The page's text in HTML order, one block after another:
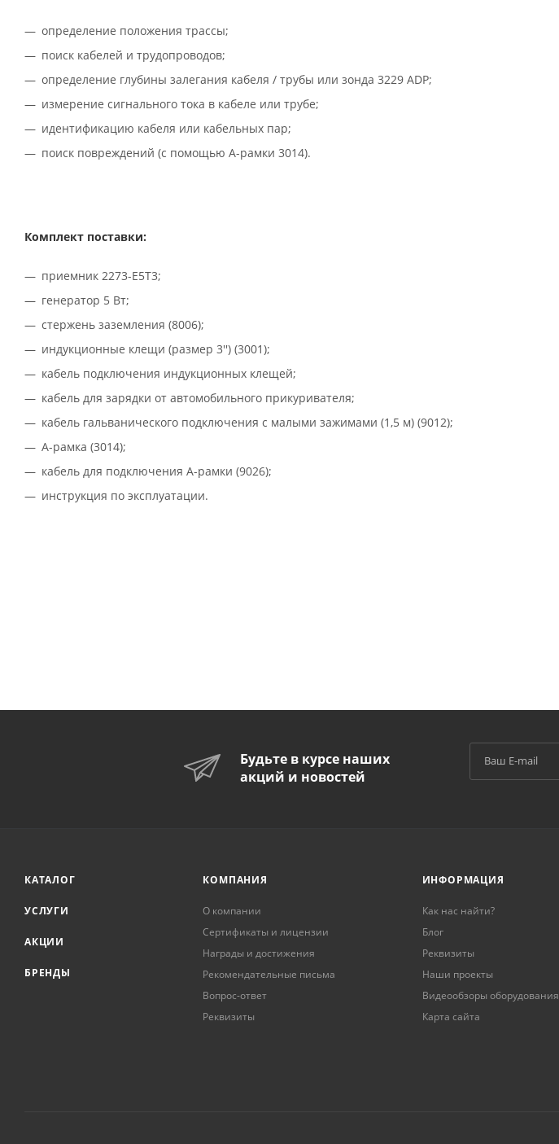
определение положения трассы;
поиск кабелей и трудопроводов;
определение глубины залегания кабеля / трубы или зонда 3229 ADP;
измерение сигнального тока в кабеле или трубе;
идентификацию кабеля или кабельных пар;
поиск повреждений (с помощью А-рамки 3014).
Комплект поставки:
приемник 2273-Е5Т3;
генератор 5 Вт;
стержень заземления (8006);
индукционные клещи (размер 3'') (3001);
кабель подключения индукционных клещей;
кабель для зарядки от автомобильного прикуривателя;
кабель гальванического подключения с малыми зажимами (1,5 м) (9012);
А-рамка (3014);
кабель для подключения А-рамки (9026);
инструкция по эксплуатации.
Будьте в курсе наших
акций и новостей
КАТАЛОГ
УСЛУГИ
АКЦИИ
БРЕНДЫ
КОМПАНИЯ
О компании
Сертификаты и лицензии
Награды и достижения
Рекомендательные письма
Вопрос-ответ
Реквизиты
ИНФОРМАЦИЯ
Как нас найти?
Блог
Реквизиты
Наши проекты
Видеообзоры оборудования
Карта сайта